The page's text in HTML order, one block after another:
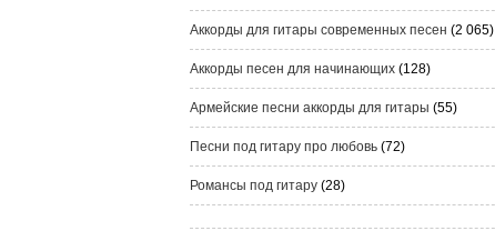
Аккорды для гитары современных песен (2 065)
Аккорды песен для начинающих (128)
Армейские песни аккорды для гитары (55)
Песни под гитару про любовь (72)
Романсы под гитару (28)